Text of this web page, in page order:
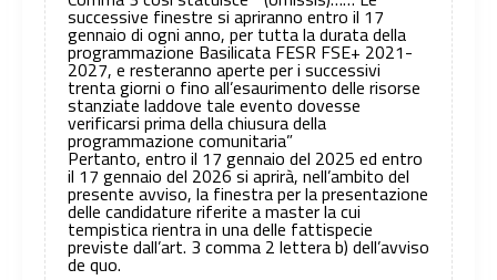
successive finestre si apriranno entro il 17
gennaio di ogni anno, per tutta la durata della
programmazione Basilicata FESR FSE+ 2021-
2027, e resteranno aperte per i successivi
trenta giorni o fino all’esaurimento delle risorse
stanziate laddove tale evento dovesse
verificarsi prima della chiusura della
programmazione comunitaria”
Pertanto, entro il 17 gennaio del 2025 ed entro
il 17 gennaio del 2026 si aprirà, nell’ambito del
presente avviso, la finestra per la presentazione
delle candidature riferite a master la cui
tempistica rientra in una delle fattispecie
previste dall’art. 3 comma 2 lettera b) dell’avviso
de quo.